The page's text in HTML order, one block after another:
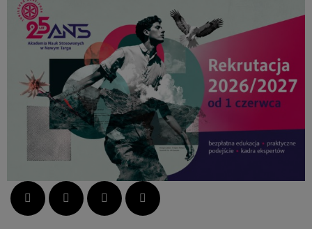
Facebook Twitter LinkedIn Pinterest